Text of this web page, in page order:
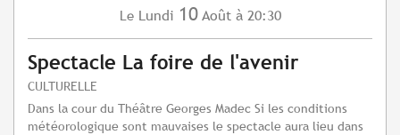
Le Lundi 10 Août à 20:30
Spectacle La foire de l'avenir
CULTURELLE
Dans la cour du Théâtre Georges Madec Si les conditions
météorologique sont mauvaises le spectacle aura lieu dans